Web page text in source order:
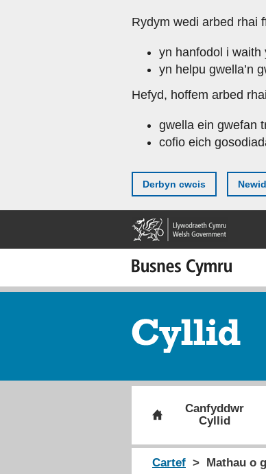
Rydym wedi arbed rhai
yn hanfodol i waith
yn helpu gwella’n
Hefyd, hoffem arbed
gwella ein gwefan
cofio eich
Derbyn cwcis
Canfyddwr
Cyllid
Cartef Mathau o